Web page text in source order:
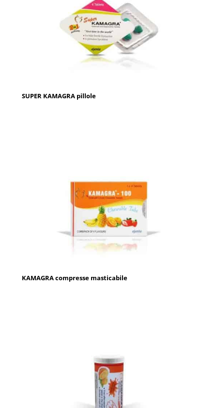
SUPER KAMAGRA pillole
KAMAGRA compresse masticabile